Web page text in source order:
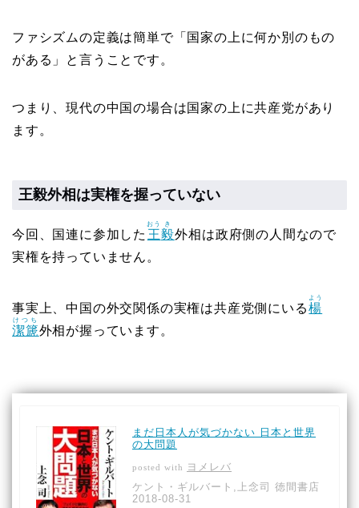
ファシズムの定義は簡単で「国家の上に何か別のもの
がある」と言うことです。
つまり、現代の中国の場合は国家の上に共産党があり
ます。
王毅外相は実権を握っていない
今回、国連に参加した 王
おう
毅
き
外相は政府側の人間なので
実権を持っていません。
事実上、中国の外交関係の実権は共産党側にいる楊
よう
潔篪
けつち
外相が握っています。
まだ日本人が気づかない 日本と世界
の大問題
posted with
ヨメレバ
ケント・ギルバート,上念司 徳間書店
2018-08-31